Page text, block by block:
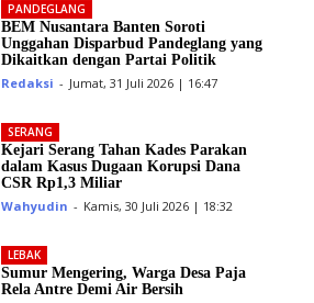
PANDEGLANG
BEM Nusantara Banten Soroti
Unggahan Disparbud Pandeglang yang
Dikaitkan dengan Partai Politik
Redaksi - Jumat, 31 Juli 2026 | 16:47
SERANG
Kejari Serang Tahan Kades Parakan
dalam Kasus Dugaan Korupsi Dana
CSR Rp1,3 Miliar
Wahyudin - Kamis, 30 Juli 2026 | 18:32
LEBAK
Sumur Mengering, Warga Desa Paja
Rela Antre Demi Air Bersih